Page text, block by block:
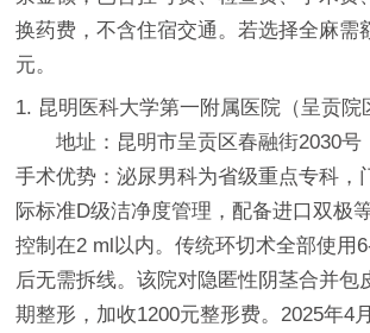
换药费，不含住宿交通。若选择全麻需
元。
1. 昆明医科大学第一附属医院（呈贡院
地址：昆明市呈贡区春融街2030号
手术优势：泌尿男科为省级重点专科，
际标准D级洁净度管理，配备进口双极
控制在2 ml以内。传统环切术全部使用
后无需拆线。该院对隐匿性阴茎合并包
期整形，加收1200元整形费。2025年4